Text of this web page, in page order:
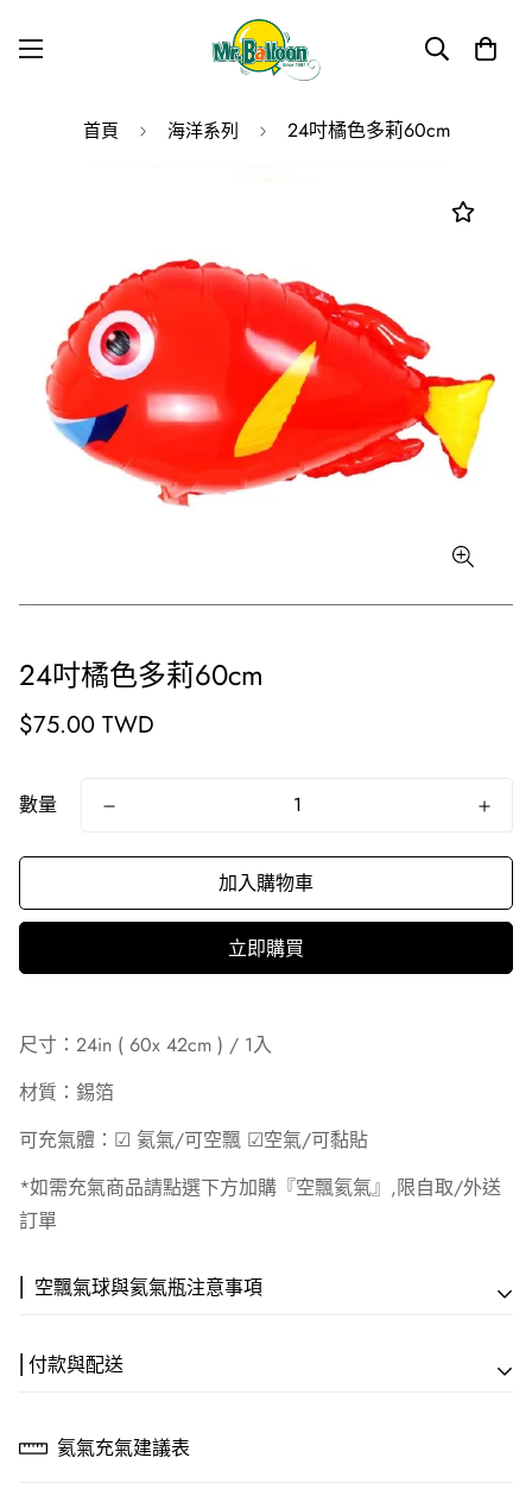
首頁 海洋系列 24吋橘色多莉60cm
24吋橘色多莉60cm
原
$75.00 TWD
數量
加入購物車
立即購買
尺寸：24in ( 60x 42cm ) / 1入
材質：錫箔
可充氣體：☑︎ 氦氣/可空飄 ☑︎空氣/可黏貼
*如需充氣商品請點選下方加購『空飄氦氣』,限自取/外送
訂單
⎢ 空飄氣球與氦氣瓶注意事項
【專人服務方案】
🎈專人會場佈置
⎢付款與配送
⎢ 付款方式
氦氣充氣建議表